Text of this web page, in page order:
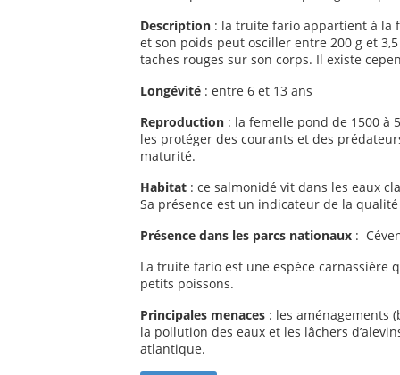
Description : la truite fario appartient à la
et son poids peut osciller entre 200 g et
taches rouges sur son corps. Il existe
Longévité : entre 6 et 13 ans
Reproduction : la femelle pond de 1500 à
les protéger des courants et des
maturité.
Habitat : ce salmonidé vit dans les eaux
Sa présence est un indicateur de la
Présence dans les parcs nationaux :
La truite fario est une espèce
petits poissons.
Principales menaces : les aménagements
la pollution des eaux et les lâchers
atlantique.